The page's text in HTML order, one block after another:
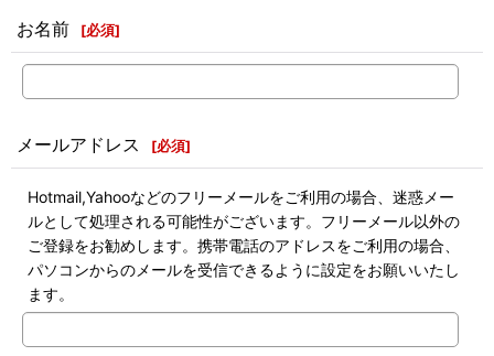
お名前 [必須]
メールアドレス [必須]
Hotmail,Yahooなどのフリーメールをご利用の場合、迷惑メー
ルとして処理される可能性がございます。フリーメール以外の
ご登録をお勧めします。携帯電話のアドレスをご利用の場合、
パソコンからのメールを受信できるように設定をお願いいたし
ます。